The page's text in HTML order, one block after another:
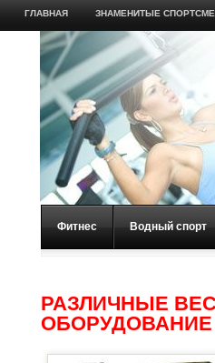
ГЛАВНАЯ ЗНАМЕНИТЫЕ
Фитнес Водный спорт
РАЗЛИЧНЫЕ
ОБОРУДОВАНИЕ